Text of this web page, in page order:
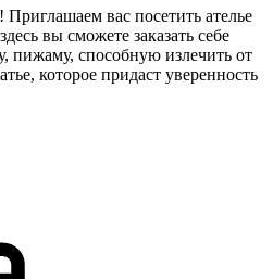
вас посетить ателье
вы сможете заказать себе
пижаму, способную излечить от
которое придаст уверенность